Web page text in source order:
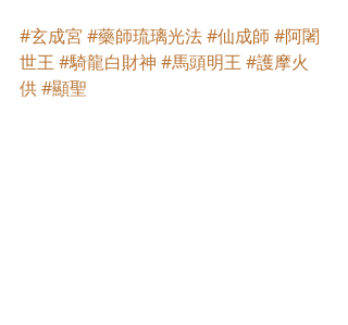
#玄成宮 #藥師琉璃光法#仙成師 #阿闍
世王 #騎龍白財神 #馬頭明王 #護摩火
供#顯聖